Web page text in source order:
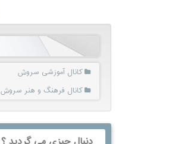
کانال آموزشی سروش
کانال فرهنگ و هنر سروش